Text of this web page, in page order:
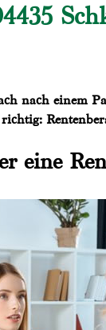
nach einem
eine